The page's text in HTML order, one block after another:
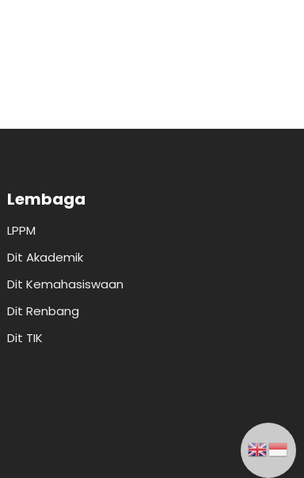
Lembaga
LPPM
Dit Akademik
Dit Kemahasiswaan
Dit Renbang
Dit TIK